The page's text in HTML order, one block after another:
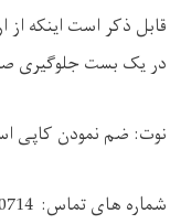
قابل ذکر است اینکه از
در یک بست جلوگیری
نوت: ضم نمودن کاپی
شماره های تماس: 0202300714/ 0202143058